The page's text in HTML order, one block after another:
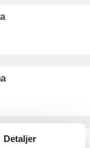
Detaljer